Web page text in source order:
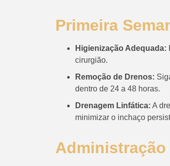
Primeira
Higienização Adequada:
cirurgião.
Remoção de Drenos:
dentro de 24 a 48 horas.
Drenagem Linfática: A
minimizar o inchaço